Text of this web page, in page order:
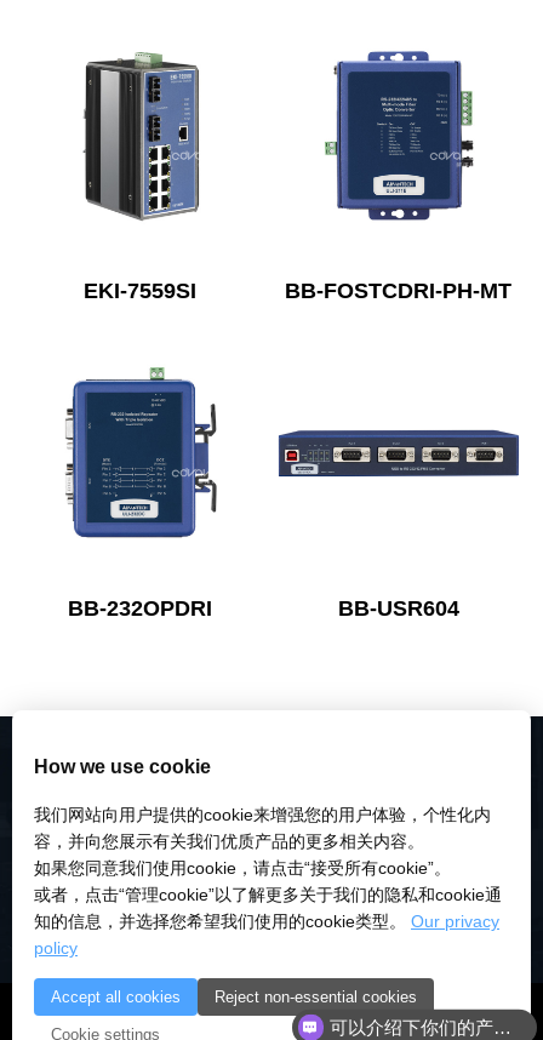
EKI-7559SI BB-FOSTCDRI-PH-MT
BB-232OPDRI BB-USR604
© 2018-2026 深圳市研伟科技有限公司 版权所有 |粤ICP备
How we use cookie
我们网站向用户提供的cookie来增强您的用户体验，个性化内
容，并向您展示有关我们优质产品的更多相关内容。
如果您同意我们使用cookie，请点击“接受所有cookie”。
或者，点击“管理cookie”以了解更多关于我们的隐私和cookie通
知的信息，并选择您希望我们使用的cookie类型。 Our privacy
policy
Accept all cookies Reject non-essential cookies
Cookie settings 可以介绍下你们的产品么